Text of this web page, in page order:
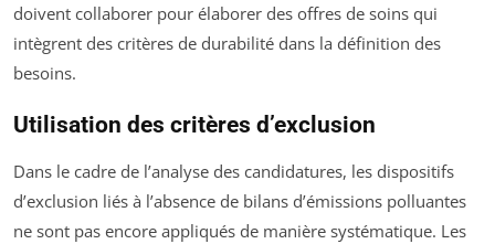
doivent collaborer pour élaborer des offres de soins qui
intègrent des critères de durabilité dans la définition des
besoins.
Utilisation des critères d’exclusion
Dans le cadre de l’analyse des candidatures, les dispositifs
d’exclusion liés à l’absence de bilans d’émissions polluantes
ne sont pas encore appliqués de manière systématique. Les